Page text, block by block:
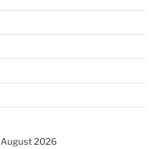
August 2026